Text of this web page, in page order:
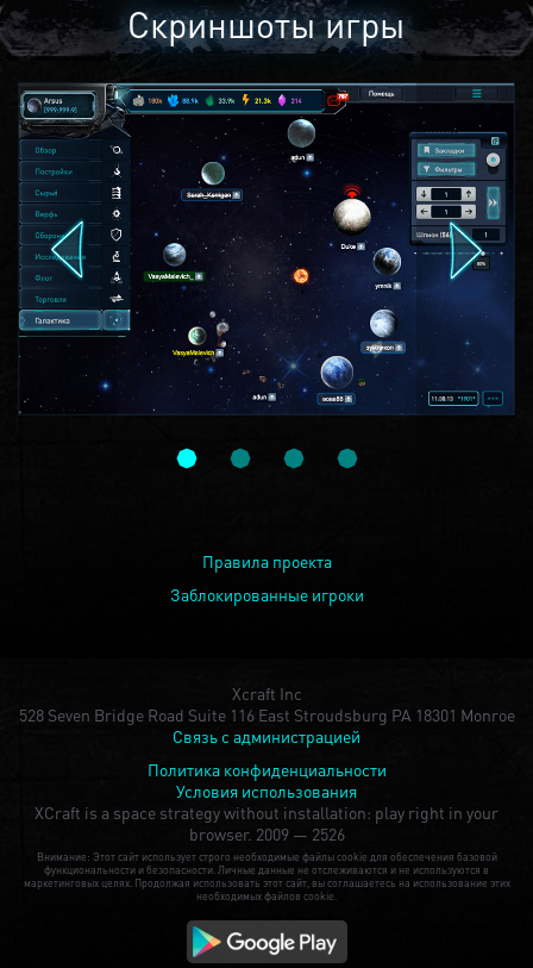
Скриншоты игры
Правила проекта
Заблокированные игроки
Xcraft Inc
528 Seven Bridge Road Suite 116 East Stroudsburg PA 18301 Monroe
Связь с администрацией
Политика конфиденциальности
Условия использования
XCraft is a space strategy without installation: play right in your
browser. 2009 — 2526
Внимание: Этот сайт использует строго необходимые файлы cookie для обеспечения базовой
функциональности и безопасности. Личные данные не отслеживаются и не используются в
маркетинговых целях. Продолжая использовать этот сайт, вы соглашаетесь на использование этих
необходимых файлов cookie.